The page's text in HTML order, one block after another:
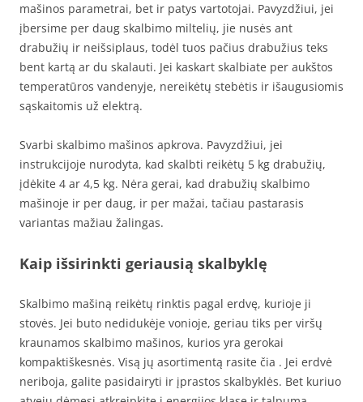
mašinos parametrai, bet ir patys vartotojai. Pavyzdžiui, jei
įbersime per daug skalbimo miltelių, jie nusės ant
drabužių ir neišsiplaus, todėl tuos pačius drabužius teks
bent kartą ar du skalauti. Jei kaskart skalbiate per aukštos
temperatūros vandenyje, nereikėtų stebėtis ir išaugusiomis
sąskaitomis už elektrą.
Svarbi skalbimo mašinos apkrova. Pavyzdžiui, jei
instrukcijoje nurodyta, kad skalbti reikėtų 5 kg drabužių,
įdėkite 4 ar 4,5 kg. Nėra gerai, kad drabužių skalbimo
mašinoje ir per daug, ir per mažai, tačiau pastarasis
variantas mažiau žalingas.
Kaip išsirinkti geriausią skalbyklę
Skalbimo mašiną reikėtų rinktis pagal erdvę, kurioje ji
stovės. Jei buto nedidukėje vonioje, geriau tiks per viršų
kraunamos skalbimo mašinos, kurios yra gerokai
kompaktiškesnės. Visą jų asortimentą rasite čia . Jei erdvė
neriboja, galite pasidairyti ir įprastos skalbyklės. Bet kuriuo